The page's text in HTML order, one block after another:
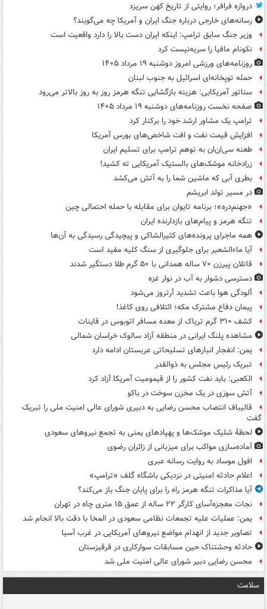
دروازه فرافر؛ روایتی از تاریخ کهن سریزد
رسانه‌های خارجی درباره جنگ ایران و آمریکا چه می‌گویند؟
وزیر جنگ سابق ترامپ: اینکه ایران دست بالا را دارد واقعیت است
نکونام مافیا را سربه‌نیست کرد
روزنامه‌های ورزشی امروز دوشنبه ۱۹ مرداد ۱۴۰۵
حمله توپخانه‌ای اسرائیل به جنوب لبنان
سناتور آمریکایی: هزینه بازگشایی تنگه هرمز روز به روز بالاتر می‌رود
صفحه نخست روزنامه‌های دوشنبه ۱۹ مرداد ۱۴۰۵
ترامپ یک مشاور ارشد خود را برکنار کرد
افزایش قیمت نفت و افت شاخص‌های بورس آمریکا
طعنه سی‌ان‌ان به توهم ترامپ برای تسلیم ایران
زرادخانه موشک‌های بالستیک آمریکایی ته کشید!
بطری آبی که ماشین شما را به آتش می‌کشد
در مسیر تولد ابریشم
«جهنم‌دره»؛ برنامه تایوان برای مقابله با حمله احتمالی چین
تنگه هرمز و پیام‌های بازدارنده ایران
همه ماجرای پرونده‌های کثیرالشاکی و پیچیدگی رسیدگی به آن‌ها
آیا ماءالشعیر برای جلوگیری از سنگ کلیه مفید است
قاتلان پیرزن ۷۰ ساله همدانی با ۵۰ گرم طلا دستگیر شدند
دسترسی دشوار به آب در نوار غزه
آلودگی هوا باعث تشدید آرتروز می‌شود
پیمان دفاع مشترک مکه؛ ائتلافی روی کاغذ!
کشف ۳۱۰ گرم تریاک از معده مسافر اتوبوس در قاینات
مشاهده پلنگ ایرانی در منطقه آزاد سالوک خراسان شمالی
یمن: انفجار انبارهای تسلیحاتی عربستان ادامه دارد
تبریک رئیس مجلس به ذوالقدر
الکعبی: باید نفت کشور را از قیمومیت آمریکا آزاد کرد
آتش سوزی در یک مخزن سوخت در باکو
قالیباف انتصاب محسن رضایی به دبیری شورای عالی امنیت ملی را تبریک
گفت
لحظۀ شلیک موشک‌ها و پهپادهای یمنی به تجمع نیروهای سعودی
آماده‌سازی مواکب برای میزبانی از زائران رضوی
افول موساد به روایت رسانه عبری
اعلام حادثه امنیتی در نزدیکی باشگاه گلف «ترامپ»
آیا مذاکرات تنگه هرمز راه را برای پایان جنگ باز می‌کند؟
نجات معجزه‌آسای کارگر ۲۲ ساله از عمق ۱۵ متری چاه در تهران
یمن: عملیات علیه تجمعات نظامی سعودی در المخا با دقت بالا انجام شد
تصاویر جدید از انهدام مواضع نیروهای آمریکایی در غرب آسیا
حادثه وحشتناک حین مسابقات سوارکاری در قرقیزستان
محسن رضایی دبیر شورای عالی امنیت ملی شد
سلامت